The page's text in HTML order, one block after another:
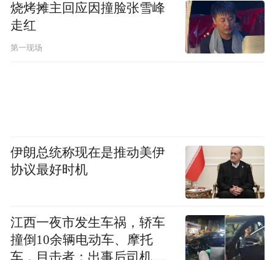
烧烤摊主回应因撞脸张雪峰
走红
第一现场
伊朗总统称现在是推动美伊
协议最好时机
江西一夜市发生车祸，轿车
撞倒10余辆电动车、摩托
车，目击者：出事后司机一